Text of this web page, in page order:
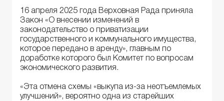
16 апреля 2025 года Верховная Рада приняла
Закон «О внесении изменений в
законодательство о приватизации
государственного и коммунального имущества,
которое передано в аренду», главным по
доработке которого был Комитет по вопросам
экономического развития.
«Эта отмена схемы «выкупа из-за неотъемлемых
улучшений», вероятно одна из старейших